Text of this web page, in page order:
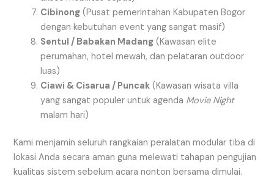
Cibinong (Pusat pemerintahan Kabupaten Bogor
dengan kebutuhan event yang sangat masif)
Sentul / Babakan Madang (Kawasan elite
perumahan, hotel mewah, dan pelataran outdoor
luas)
Ciawi & Cisarua / Puncak (Kawasan wisata villa
yang sangat populer untuk agenda Movie Night
malam hari)
Kami menjamin seluruh rangkaian peralatan modular tiba di
lokasi Anda secara aman guna melewati tahapan pengujian
kualitas sistem sebelum acara nonton bersama dimulai.